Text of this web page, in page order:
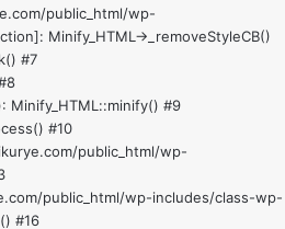
public_html/wp-
Minify_HTML->_removeStyleCB()
#7
#9
#10
public_html/wp-
public_html/wp-includes/class-wp-
#16